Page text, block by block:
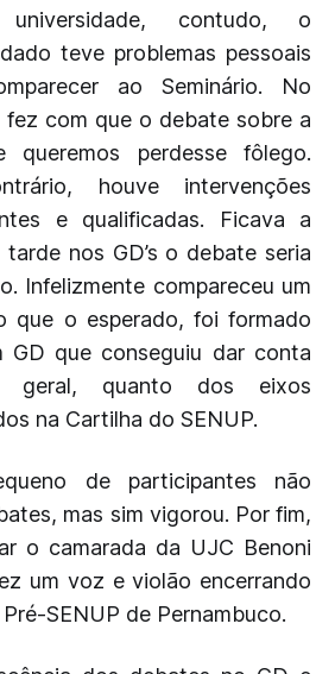
contudo, o
teve problemas pessoais
ao Seminário. No
com que o debate sobre a
queremos perdesse fôlego.
houve intervenções
e qualificadas. Ficava a
nos GD’s o debate seria
Infelizmente compareceu um
que o esperado, foi formado
GD que conseguiu dar conta
quanto dos eixos
na Cartilha do SENUP.
de participantes não
mas sim vigorou. Por fim,
o camarada da UJC Benoni
um voz e violão encerrando
SENUP de Pernambuco.